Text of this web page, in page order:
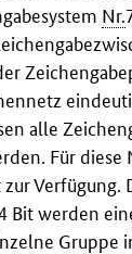
Nr.
alle
Für
Verfügung.
Bit werden
Gruppe